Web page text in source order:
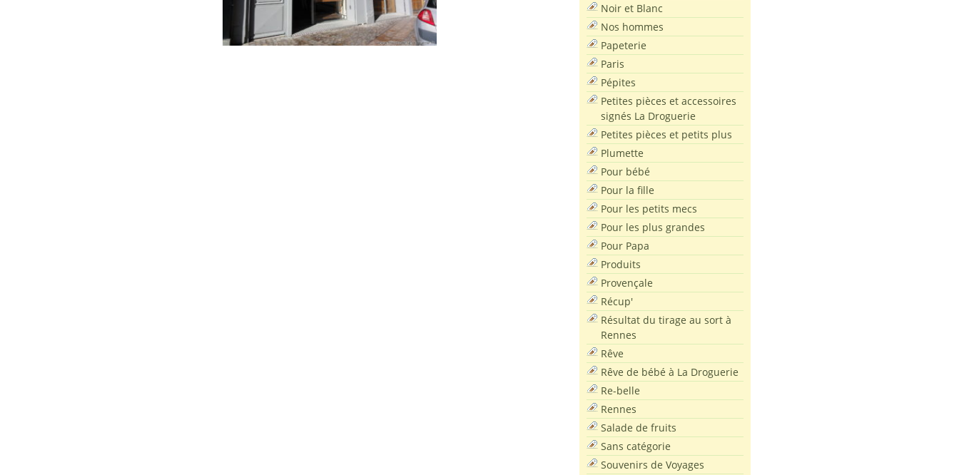
Noir et Blanc
Nos hommes
Papeterie
Paris
Pépites
Petites pièces et accessoires
signés La Droguerie
Petites pièces et petits plus
Plumette
Pour bébé
Pour la fille
Pour les petits mecs
Pour les plus grandes
Pour Papa
Produits
Provençale
Récup'
Résultat du tirage au sort à
Rennes
Rêve
Rêve de bébé à La Droguerie
Re-belle
Rennes
Salade de fruits
Sans catégorie
Souvenirs de Voyages